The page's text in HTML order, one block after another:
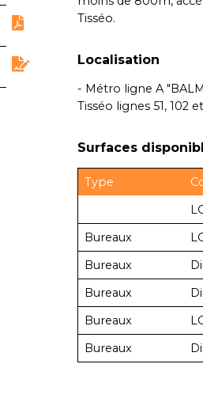
Tisséo.
Localisation
- Métro ligne A
Tisséo lignes 51, 102
Surfaces
Type
Bureaux
Bureaux
Bureaux
Bureaux
Bureaux